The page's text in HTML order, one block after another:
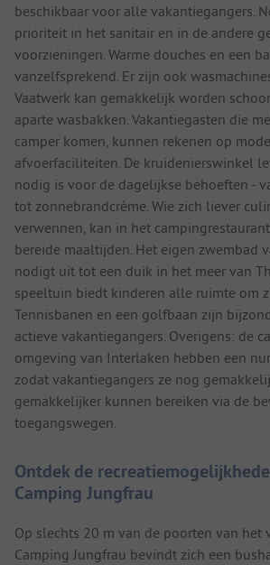
beschikbaar voor alle vakantiegangers.
prioriteit in het sanitair en in de andere
voorzieningen. Warme douches en een
vanzelfsprekend. Er zijn ook
Vaatwerk kan gemakkelijk worden
aparte wasbakken. Vakantiegasten die
camper komen, kunnen rekenen op
afvoerfaciliteiten. De kruidenierswinkel
nodig is voor de dagelijkse behoeften -
tot zonnebrandcrème. Wie zich liever
verwennen, kan in het
bereide maaltijden. Het eigen zwembad
nodigt uit tot een duik in het meer van
speeltuin biedt kinderen alle ruimte om
Tennisbanen en een golfbaan zijn
actieve vakantiegangers. Overigens: de
omgeving van Interlaken hebben een
zodat vakantiegangers ze nog
gemakkelijker kunnen bereiken via de
toegangswegen.
Ontdek de
Camping Jungfrau
Op slechts 20 m van de poorten van het
Camping Jungfrau bevindt zich een